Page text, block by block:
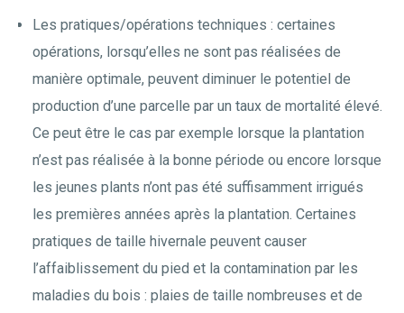
Les pratiques/opérations techniques : certaines
opérations, lorsqu’elles ne sont pas réalisées de
manière optimale, peuvent diminuer le potentiel de
production d’une parcelle par un taux de mortalité élevé.
Ce peut être le cas par exemple lorsque la plantation
n’est pas réalisée à la bonne période ou encore lorsque
les jeunes plants n’ont pas été suffisamment irrigués
les premières années après la plantation. Certaines
pratiques de taille hivernale peuvent causer
l’affaiblissement du pied et la contamination par les
maladies du bois : plaies de taille nombreuses et de